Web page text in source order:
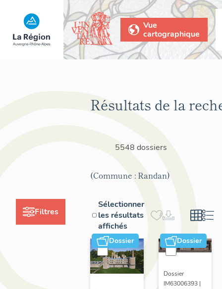
Vue
cartographique
Filtres
Résultats de la
5548 dossiers
(Commune : Randan)
Sélectionner
les résultats
affichés
Dossier Dossier
Dossier
IM63006393 |